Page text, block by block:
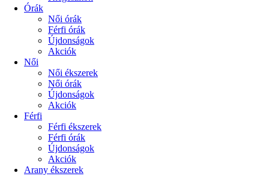
Órák
Női órák
Férfi órák
Újdonságok
Akciók
Női
Női ékszerek
Női órák
Újdonságok
Akciók
Férfi
Férfi ékszerek
Férfi órák
Újdonságok
Akciók
Arany ékszerek